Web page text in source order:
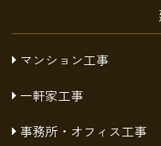
マンション工事
一軒家工事
事務所・オフィス工事